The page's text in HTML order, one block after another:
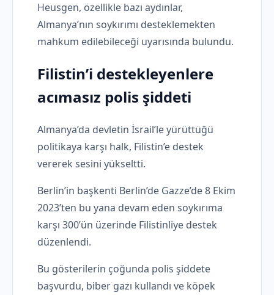
Heusgen, özellikle bazı aydınlar,
Almanya’nın soykırımı desteklemekten
mahkum edilebileceği uyarısında bulundu.
Filistin’i destekleyenlere
acımasız polis şiddeti
Almanya’da devletin İsrail’le yürüttüğü
politikaya karşı halk, Filistin’e destek
vererek sesini yükseltti.
Berlin’in başkenti Berlin’de Gazze’de 8 Ekim
2023’ten bu yana devam eden soykırıma
karşı 300’ün üzerinde Filistinliye destek
düzenlendi.
Bu gösterilerin çoğunda polis şiddete
başvurdu, biber gazı kullandı ve köpek